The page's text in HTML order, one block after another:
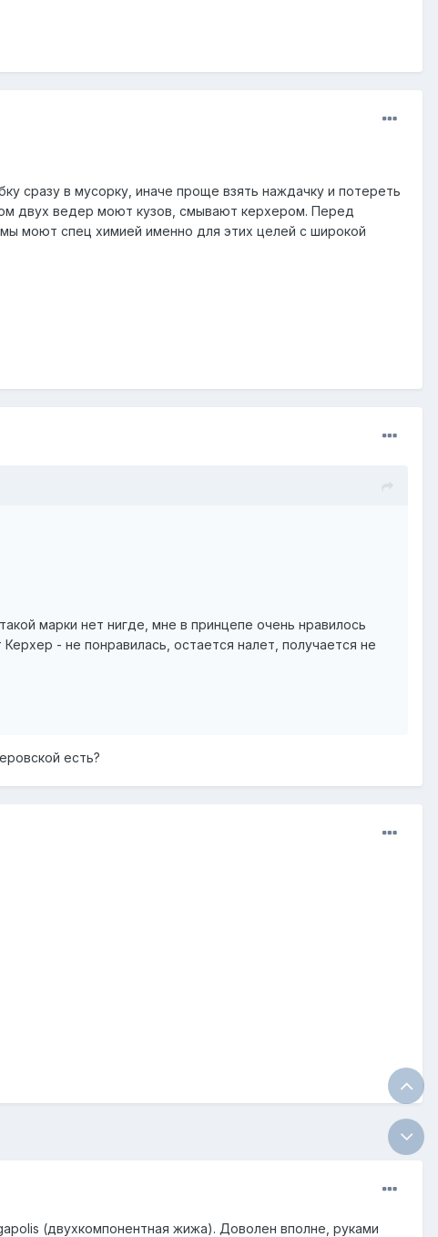
сразу в мусорку, иначе проще взять наждачку и потереть
двух ведер моют кузов, смывают керхером. Перед
моют спец химией именно для этих целей с широкой
марки нет нигде, мне в принцепе очень нравилось
- не понравилась, остается налет, получается не
есть?
(двухкомпонентная жижа). Доволен вполне, руками